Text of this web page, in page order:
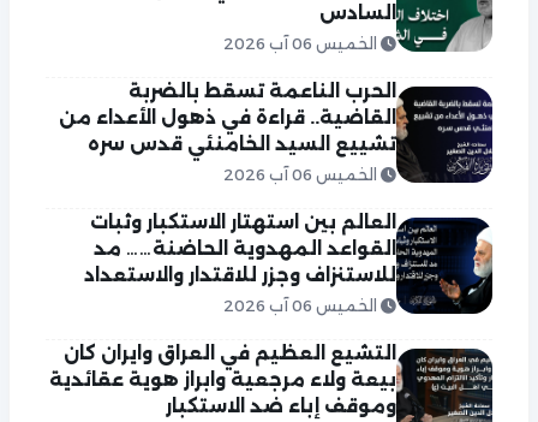
السادس
الخميس 06 آب 2026
الحرب الناعمة تسقط بالضربة
القاضية.. قراءة في ذهول الأعداء من
تشييع السيد الخامنئي قدس سره
الخميس 06 آب 2026
العالم بين استهتار الاستكبار وثبات
القواعد المهدوية الحاضنة…… مد
للاستنزاف وجزر للاقتدار والاستعداد
الخميس 06 آب 2026
التشيع العظيم في العراق وايران كان
بيعة ولاء مرجعية وابراز هوية عقائدية
وموقف إباء ضد الاستكبار